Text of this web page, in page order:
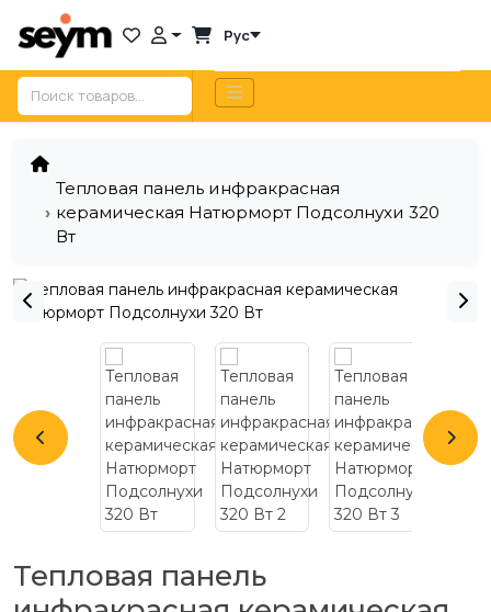
Рус
Тепловая панель инфракрасная
керамическая Натюрморт Подсолнухи 320
Вт
Тепловая панель